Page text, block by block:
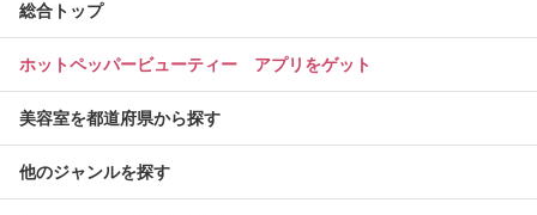
総合トップ
ホットペッパービューティー アプリをゲット
美容室を都道府県から探す
他のジャンルを探す